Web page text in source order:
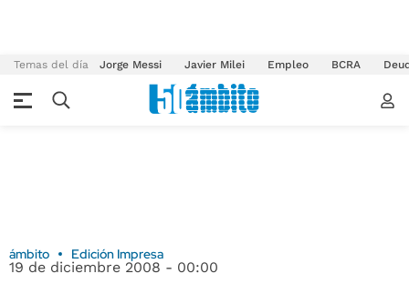
Temas del día Jorge Messi Javier Milei Empleo BCRA
ámbito Edición Impresa
19 de diciembre 2008 - 00:00